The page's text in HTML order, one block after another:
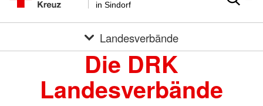
in Sindorf
Landesverbände
Die DRK
Landesverbände